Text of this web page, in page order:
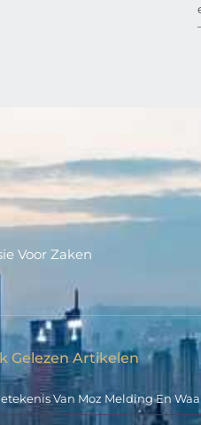
Voor Zaken
Gelezen Artikelen
Van Moz Melding En